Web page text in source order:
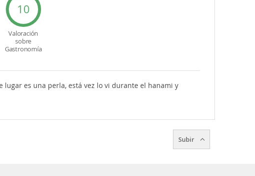
10
Valoración
sobre
Gastronomía
lugar es una perla, está vez lo vi durante el hanami y
Subir